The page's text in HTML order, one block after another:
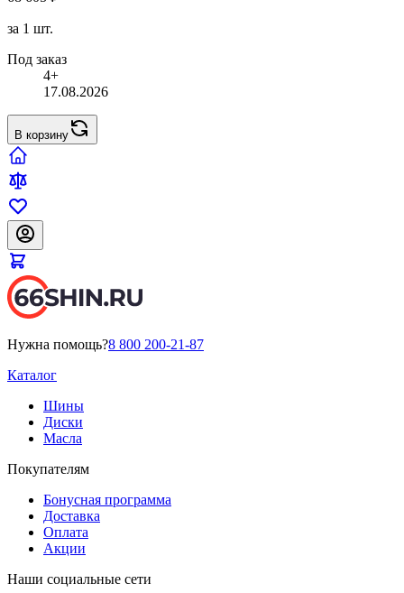
за 1 шт.
Под заказ
4+
17.08.2026
В корзину
Нужна помощь?8 800 200-21-87
Каталог
Шины
Диски
Масла
Покупателям
Бонусная программа
Доставка
Оплата
Акции
Наши социальные сети